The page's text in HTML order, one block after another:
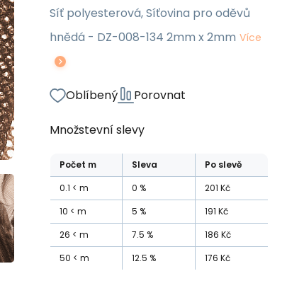
Síť polyesterová, Síťovina pro oděvů
hnědá - DZ-008-134 2mm x 2mm Více
Oblíbený Porovnat
Množstevní slevy
Počet m Sleva
Po slevě
0.1
m 0 % 201 Kč
10
m 5 % 191 Kč
26
m 7.5 % 186 Kč
50
m 12.5 % 176 Kč